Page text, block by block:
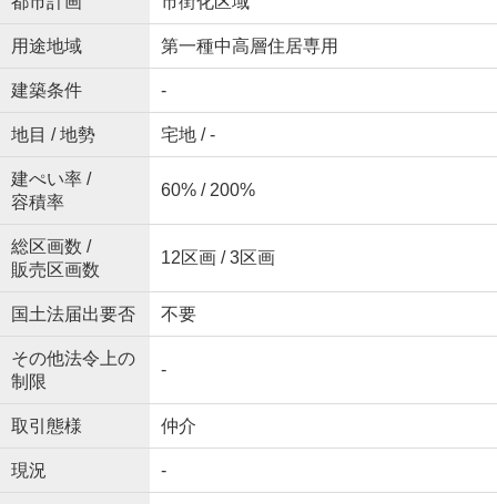
用途地域 第一種中高層住居専用
建築条件 -
地目 / 地勢 宅地 / -
建ぺい率 /
容積率
60% / 200%
総区画数 /
販売区画数
12区画 / 3区画
国土法届出要否 不要
その他法令上の
制限
-
取引態様 仲介
現況 -